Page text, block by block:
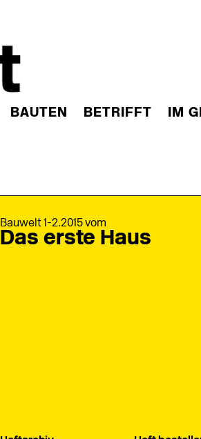
BAUTEN BETRIFFT IM
Bauwelt 1-2.2015 vom
Das erste Haus